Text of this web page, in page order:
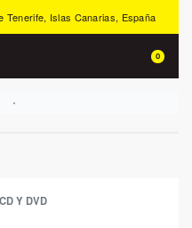
Tenerife, Islas Canarias, España
0
CD Y DVD